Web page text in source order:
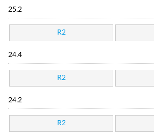
25.2
R2
24.4
R2
24.2
R2